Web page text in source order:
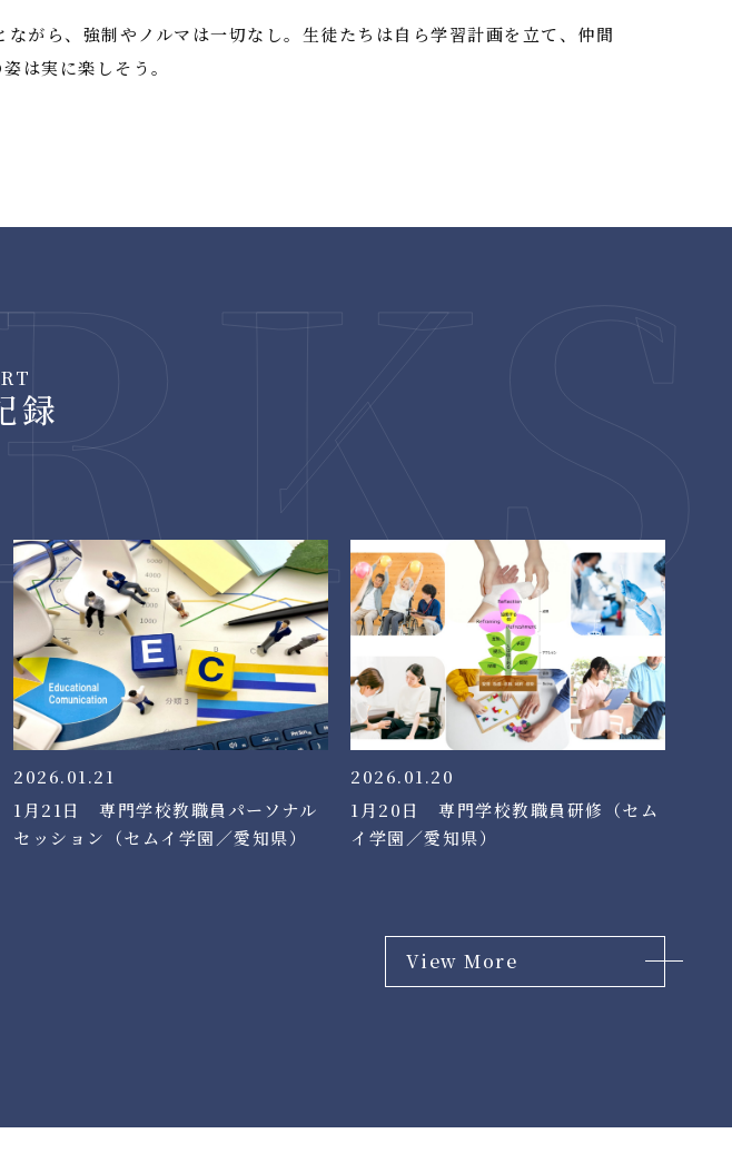
がら、強制やノルマは一切なし。生徒たちは自ら学習計画を立て、仲間
は実に楽しそう。
録
2026.01.21
1月21日 専門学校教職員パーソナル
セッション（セムイ学園／愛知県）
2026.01.20
1月20日 専門学校教職員研修（セム
イ学園／愛知県）
View More